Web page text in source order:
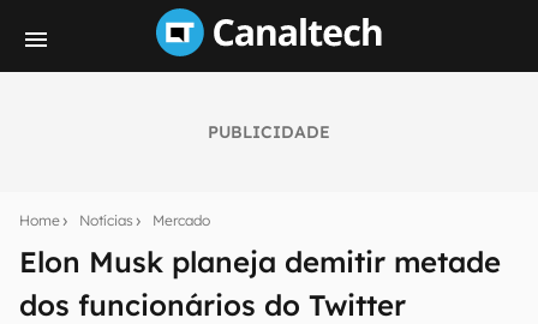
PUBLICIDADE
Home Notícias Mercado
Elon Musk planeja demitir metade
dos funcionários do Twitter
notícias e reviews sobre tecnologia em primeira
mão.
E-mail